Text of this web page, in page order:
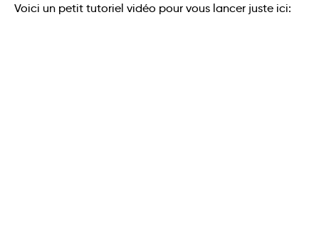
Voici un petit tutoriel vidéo pour vous lancer juste ici: